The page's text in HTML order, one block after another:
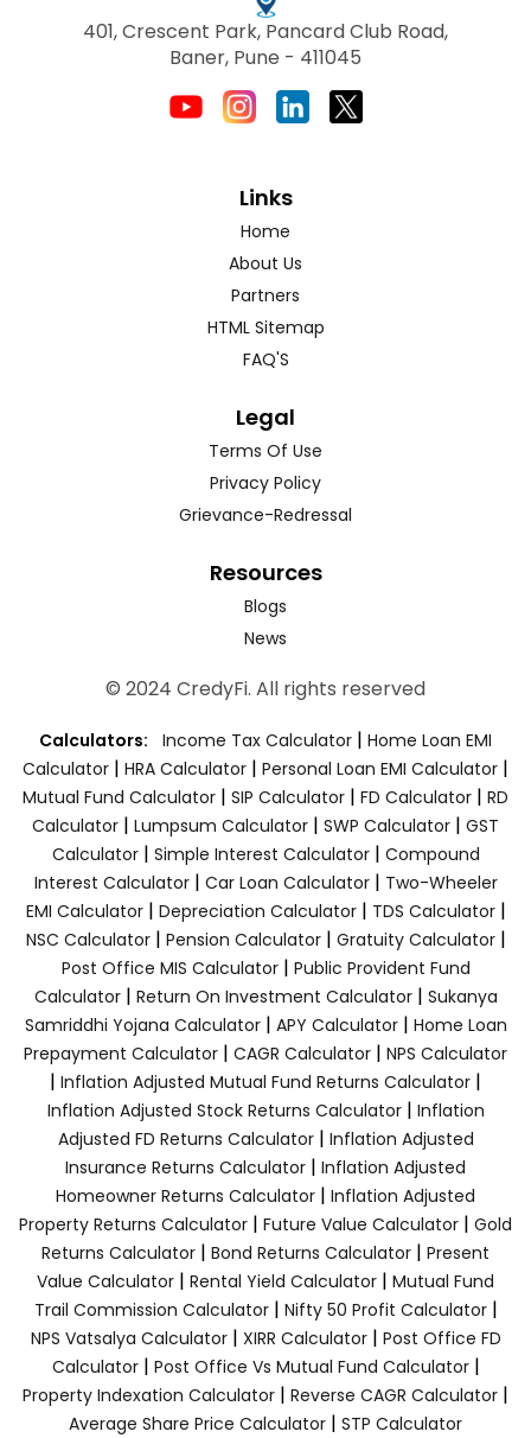
401, Crescent Park, Pancard Club Road,
Baner, Pune - 411045
Links
Home
About Us
Partners
HTML Sitemap
FAQ'S
Legal
Terms Of Use
Privacy Policy
Grievance-Redressal
Resources
Blogs
News
© 2024 CredyFi. All rights reserved
Calculators: Income Tax Calculator | Home Loan EMI
Calculator | HRA Calculator | Personal Loan EMI Calculator |
Mutual Fund Calculator | SIP Calculator | FD Calculator | RD
Calculator | Lumpsum Calculator | SWP Calculator | GST
Calculator| Simple Interest Calculator| Compound
Interest Calculator| Car Loan Calculator| Two-Wheeler
EMI Calculator| Depreciation Calculator| TDS Calculator|
NSC Calculator| Pension Calculator| Gratuity Calculator|
Post Office MIS Calculator| Public Provident Fund
Calculator| Return On Investment Calculator| Sukanya
Samriddhi Yojana Calculator| APY Calculator| Home Loan
Prepayment Calculator | CAGR Calculator | NPS Calculator
| Inflation Adjusted Mutual Fund Returns Calculator |
Inflation Adjusted Stock Returns Calculator| Inflation
Adjusted FD Returns Calculator| Inflation Adjusted
Insurance Returns Calculator | Inflation Adjusted
Homeowner Returns Calculator | Inflation Adjusted
Property Returns Calculator | Future Value Calculator | Gold
Returns Calculator | Bond Returns Calculator | Present
Value Calculator | Rental Yield Calculator | Mutual Fund
Trail Commission Calculator| Nifty 50 Profit Calculator|
NPS Vatsalya Calculator| XIRR Calculator| Post Office FD
Calculator| Post Office Vs Mutual Fund Calculator|
Property Indexation Calculator | Reverse CAGR Calculator |
Average Share Price Calculator | STP Calculator